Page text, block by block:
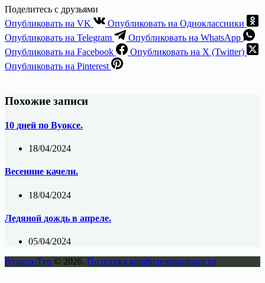
Поделитесь с друзьями
Опубликовать на VK
Опубликовать на Одноклассники
Опубликовать на Telegram
Опубликовать на WhatsApp
Опубликовать на Facebook
Опубликовать на X (Twitter)
Опубликовать на Pinterest
Похожие записи
10 дней по Вуоксе.
18/04/2024
Весенние качели.
18/04/2024
Ледяной дождь в апреле.
05/04/2024
Вуокса-Тур © 2026. Политика конфиденциальности